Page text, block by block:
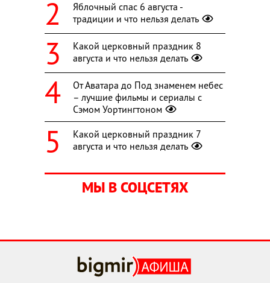
Яблочный спас 6 августа -
традиции и что нельзя делать
Какой церковный праздник 8
августа и что нельзя делать
От Аватара до Под знаменем небес
– лучшие фильмы и сериалы с
Сэмом Уортингтоном
Какой церковный праздник 7
августа и что нельзя делать
МЫ В СОЦСЕТЯХ